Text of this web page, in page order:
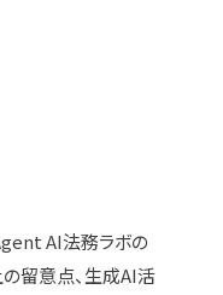
AI法務ラボの
留意点、生成AI活